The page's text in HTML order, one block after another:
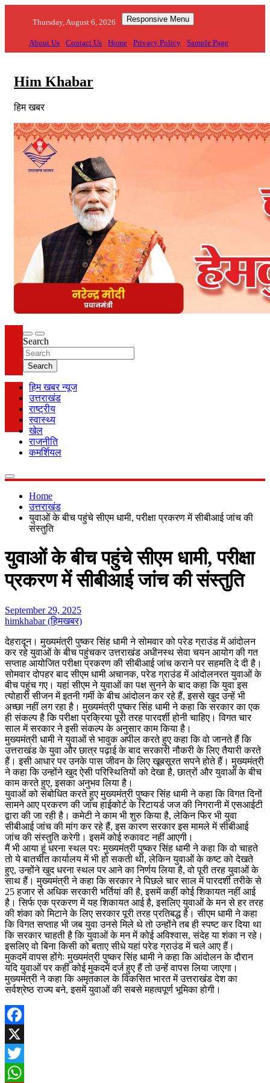
Thursday, August 6, 2026 Responsive Menu
About Us Contact Us Home Privacy Policy Sample Page
Him Khabar
हिम खबर
Search
Search
हिम खबर न्यूज
उत्तराखंड
राष्ट्रीय
स्वास्थ्य
खेल
राजनीति
कमर्शियल
Home
उत्तराखंड
युवाओं के बीच पहुंचे सीएम धामी, परीक्षा प्रकरण में सीबीआई जांच की
संस्तुति
युवाओं के बीच पहुंचे सीएम धामी, परीक्षा
प्रकरण में सीबीआई जांच की संस्तुति
September 29, 2025
himkhabar (हिमखबर)
देहरादून। मुख्यमंत्री पुष्कर सिंह धामी ने सोमवार को परेड ग्राउंड में आंदोलन
कर रहे युवाओं के बीच पहुंचकर उत्तराखंड अधीनस्थ सेवा चयन आयोग की गत
सप्ताह आयोजित परीक्षा प्रकरण की सीबीआई जांच कराने पर सहमति दे दी है।
सोमवार दोपहर बाद सीएम धामी अचानक, परेड ग्राउंड में आंदोलनरत युवाओं के
बीच पहुंच गए। यहां सीएम ने युवाओं का पक्ष सुनने के बाद कहा कि युवा इस
त्योहारी सीजन में इतनी गर्मी के बीच आंदोलन कर रहे हैं, इससे खुद उन्हें भी
अच्छा नहीं लग रहा है। मुख्यमंत्री पुष्कर सिंह धामी ने कहा कि सरकार का एक
ही संकल्प है कि परीक्षा प्रक्रिया पूरी तरह पारदर्शी होनी चाहिए। विगत चार
साल में सरकार ने इसी संकल्प के अनुसार काम किया है।
मुख्यमंत्री धामी ने युवाओं से भावुक अपील करते हुए कहा कि वो जानते हैं कि
उत्तराखंड के युवा और छात्र पढ़ाई के बाद सरकारी नौकरी के लिए तैयारी करते
हैं। इसी आधार पर उनके पास जीवन के लिए खूबसूरत सपने होते हैं। मुख्यमंत्री
ने कहा कि उन्होंने खुद ऐसी परिस्थितियों को देखा है, छात्रों और युवाओं के बीच
काम करते हुए, इसका अनुभव लिया है।
युवाओं को संबोधित करते हुए मुख्यमंत्री पुष्कर सिंह धामी ने कहा कि विगत दिनों
सामने आए प्रकरण की जांच हाईकोर्ट के रिटायर्ड जज की निगरानी में एसआईटी
द्वारा की जा रही है। कमेटी ने काम भी शुरु किया है, लेकिन फिर भी युवा
सीबीआई जांच की मांग कर रहे हैं, इस कारण सरकार इस मामले में सीबीआई
जांच की संस्तुति करेगी। इसमें कोई रुकावट नहीं आएगी।
मैं भी आया हूं धरना स्थल परः मुख्यमंत्री पुष्कर सिंह धामी ने कहा कि वो चाहते
तो ये बातचीत कार्यालय में भी हो सकती थी, लेकिन युवाओं के कष्ट को देखते
हुए, उन्होंने खुद धरना स्थल पर आने का निर्णय लिया है, वो पूरी तरह युवाओं के
साथ हैं। मुख्यमंत्री ने कहा कि सरकार ने पिछले चार साल में पारदर्शी तरीके से
25 हजार से अधिक सरकारी भर्तियां की है, इसमें कहीं कोई शिकायत नहीं आई
है। सिर्फ एक प्रकरण में यह शिकायत आई है, इसलिए युवाओं के मन से हर तरह
की शंका को मिटाने के लिए सरकार पूरी तरह प्रतिबद्ध है। सीएम धामी ने कहा
कि विगत सप्ताह भी जब युवा उनसे मिले थे तो उन्होंने तब ही स्पष्ट कर दिया था
कि सरकार चाहती है कि युवाओं के मन में कोई अविश्वास, संदेह या शंका न रहे।
इसलिए वो बिना किसी को बताए सीधे यहां परेड ग्राउंड में चले आए हैं।
मुकदमें वापस होंगेः मुख्यमंत्री पुष्कर सिंह धामी ने कहा कि आंदोलन के दौरान
यदि युवाओं पर कहीं कोई मुकदमें दर्ज हुए हैं तो उन्हें वापस लिया जाएगा।
मुख्यमंत्री ने कहा कि अमृतकाल के विकसित भारत में उत्तराखंड देश का
सर्वश्रेष्ठ राज्य बने, इसमें युवाओं की सबसे महत्वपूर्ण भूमिका होगी।
Facebook
X
Twitter